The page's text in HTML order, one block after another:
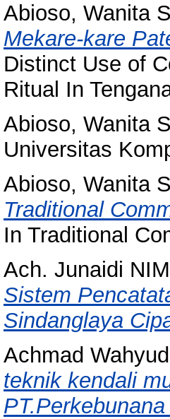
Abioso, Wanita
Mekare-kare
Distinct Use of
Ritual In
Abioso, Wanita
Universitas
Abioso, Wanita
Traditional
In Traditional
Ach. Junaidi
Sistem
Sindanglaya
Achmad
teknik kendali